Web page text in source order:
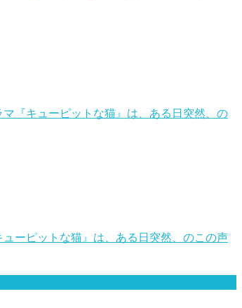
『キューピットな猫』は、ある日突然、の
ーピットな猫』は、ある日突然、のこの声